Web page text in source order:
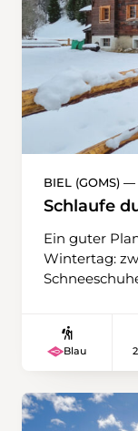
BIEL (GOMS) —
Schlaufe
Ein guter
Wintertag:
liegt. Der
des Schopfs,
liegt. Mit den
Blau